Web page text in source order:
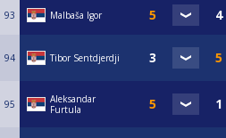
93 Malbaša Igor
94 Tibor Sentdjerdji
95
Aleksandar
Furtula